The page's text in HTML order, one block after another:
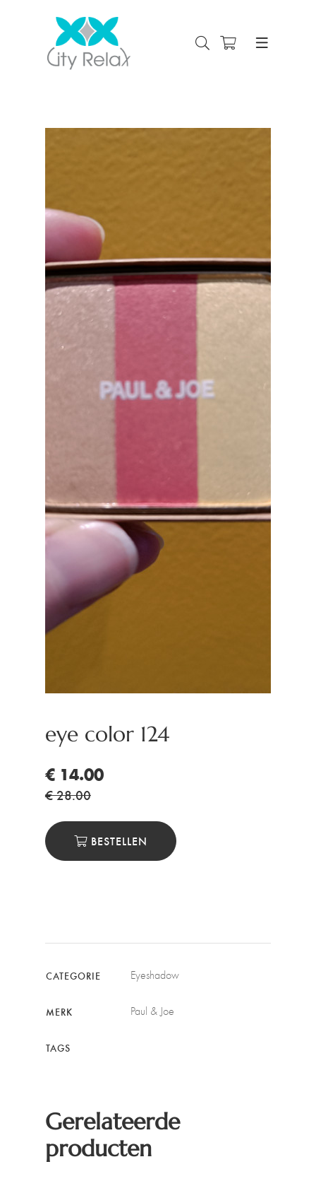
eye color 124
€ 14.00
€ 28.00
BESTELLEN
CATEGORIE Eyeshadow
MERK Paul & Joe
TAGS
Gerelateerde
producten